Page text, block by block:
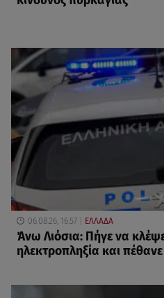
06.08.26, 16:57 ΕΛΛΑΔΑ
Άνω Λιόσια: Πήγε να
ηλεκτροπληξία και πέθανε